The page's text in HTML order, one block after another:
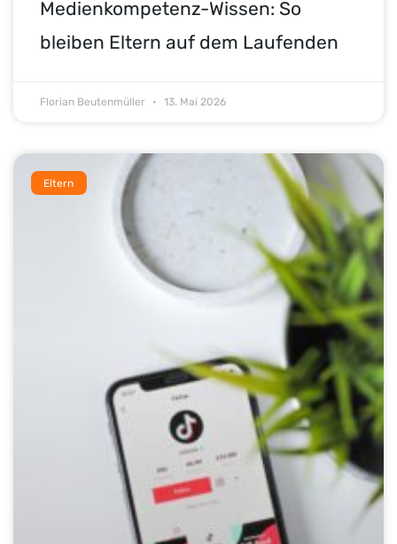
Medienkompetenz-Wissen: So
bleiben Eltern auf dem Laufenden
Florian Beutenmüller 13. Mai 2026
Eltern